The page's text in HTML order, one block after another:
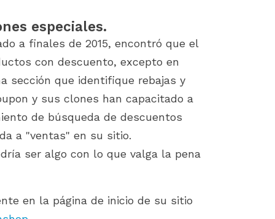
especiales.
a finales de 2015, encontró que el
con descuento, excepto en
sección que identifique rebajas y
y sus clones han capacitado a
de búsqueda de descuentos
a "ventas" en su sitio.
ser algo con lo que valga la pena
en la página de inicio de su sitio